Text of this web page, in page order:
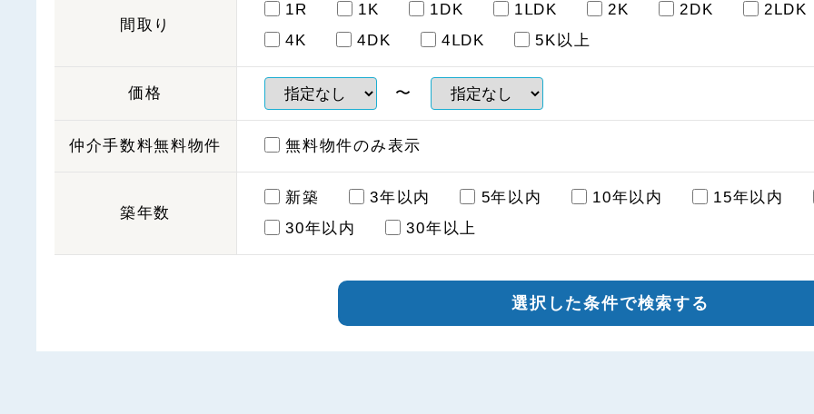
間取り
1R 1K 1DK 1ⅬDK 2K 2DK
2LDK
4K
4DK 4ⅬDK 5K以上
価格 〜
仲介手数料無料物件 無料物件のみ表示
築年数
新築 3年以内 5年以内 10年以内
15年以内
30年以内
30年以上
選択した条件で検索する